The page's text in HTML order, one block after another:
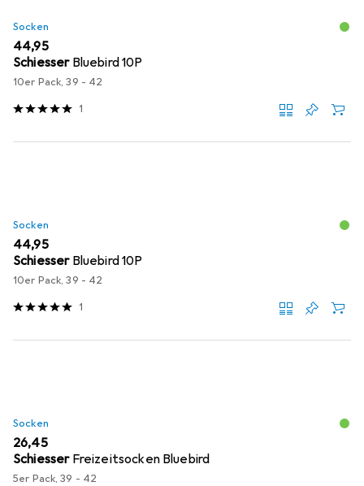
Socken
EUR
44,95
Schiesser Bluebird 10P
10er Pack, 39 - 42
1
Socken
EUR
44,95
Schiesser Bluebird 10P
10er Pack, 39 - 42
1
Socken
EUR
26,45
Schiesser Freizeitsocken Bluebird
5er Pack, 39 - 42